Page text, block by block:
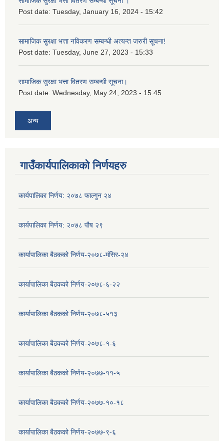
Post date: Tuesday, January 16, 2024 - 15:42
सामाजिक सुरक्षा भत्ता नविकरण सम्बन्धी अत्यन्त जरुरी सूचना!
Post date: Tuesday, June 27, 2023 - 15:33
सामाजिक सुरक्षा भत्ता वितरण सम्बन्धी सूचना।
Post date: Wednesday, May 24, 2023 - 15:45
अन्य
गाउँकार्यपालिकाको निर्णयहरु
कार्यपालिका निर्णय: २०७८ फाल्गुन २४
कार्यपालिका निर्णय: २०७८ पौष २९
कार्यापालिका बैठकको निर्णय-२०७८-मंसिर-२४
कार्यापालिका बैठकको निर्णय-२०७८-६-२२
कार्यापालिका बैठकको निर्णय-२०७८-५१३
कार्यापालिका बैठकको निर्णय-२०७८-१-६
कार्यापालिका बैठकको निर्णय-२०७७-११-५
कार्यापालिका बैठकको निर्णय-२०७७-१०-१८
कार्यापालिका बैठकको निर्णय-२०७७-९-६